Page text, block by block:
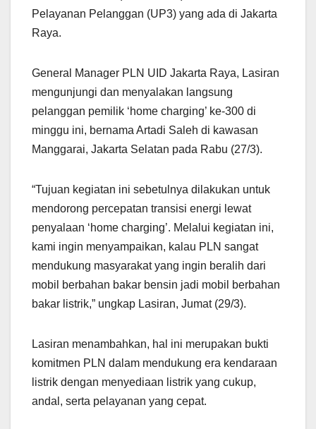
Pelayanan Pelanggan (UP3) yang ada di Jakarta
Raya.
General Manager PLN UID Jakarta Raya, Lasiran
mengunjungi dan menyalakan langsung
pelanggan pemilik ‘home charging’ ke-300 di
minggu ini, bernama Artadi Saleh di kawasan
Manggarai, Jakarta Selatan pada Rabu (27/3).
“Tujuan kegiatan ini sebetulnya dilakukan untuk
mendorong percepatan transisi energi lewat
penyalaan ‘home charging’. Melalui kegiatan ini,
kami ingin menyampaikan, kalau PLN sangat
mendukung masyarakat yang ingin beralih dari
mobil berbahan bakar bensin jadi mobil berbahan
bakar listrik,” ungkap Lasiran, Jumat (29/3).
Lasiran menambahkan, hal ini merupakan bukti
komitmen PLN dalam mendukung era kendaraan
listrik dengan menyediaan listrik yang cukup,
andal, serta pelayanan yang cepat.